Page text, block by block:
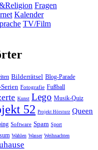
Fragen
Kalender
TV/Film
Bilderrätsel Blog-Parade
Fotografie Fußball
Kunst Lego Musik-Quiz
52 Projekt Hörsturz Queen
Software Spam Sport
Wahlen Wasser Weihnachten